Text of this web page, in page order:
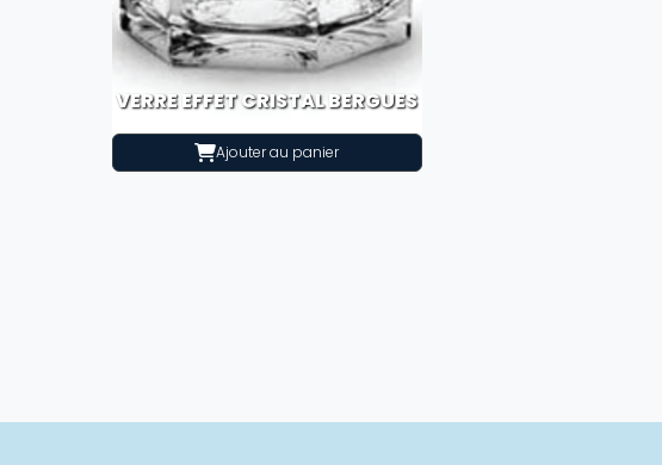
VERRE EFFET CRISTAL BERGUES
Ajouter au panier